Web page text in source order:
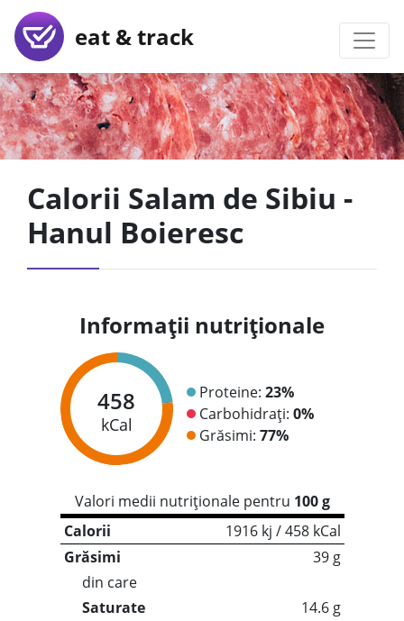
eat & track
Calorii Salam de Sibiu -
Hanul Boieresc
Informații nutriționale
458
kCal
Proteine: 23%
Carbohidrați: 0%
Grăsimi: 77%
Valori medii nutriționale pentru 100 g
Calorii
1916 kj / 458 kCal
Grăsimi
39 g
din care
Saturate
14.6 g